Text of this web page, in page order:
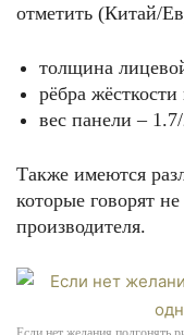
отметить (Китай/
толщина
рёбра
вес панели –
Также имеются
которые говорят
производителя.